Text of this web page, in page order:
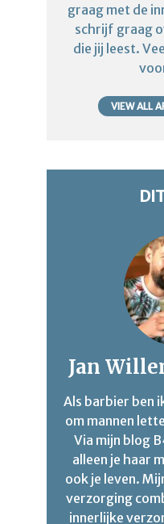
graag met de
schrijf graag
die jij leest.
VIEW ALL
Jan
Als barbier ben
om mannen
Via mijn blog
alleen je haar
ook je leven.
verzorging
innerlijke